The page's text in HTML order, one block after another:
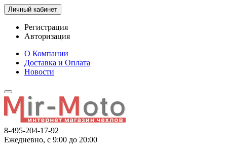
Личный кабинет
Регистрация
Авторизация
О Компании
Доставка и Оплата
Новости
8-495-204-17-92
Ежедневно, с 9:00 до 20:00